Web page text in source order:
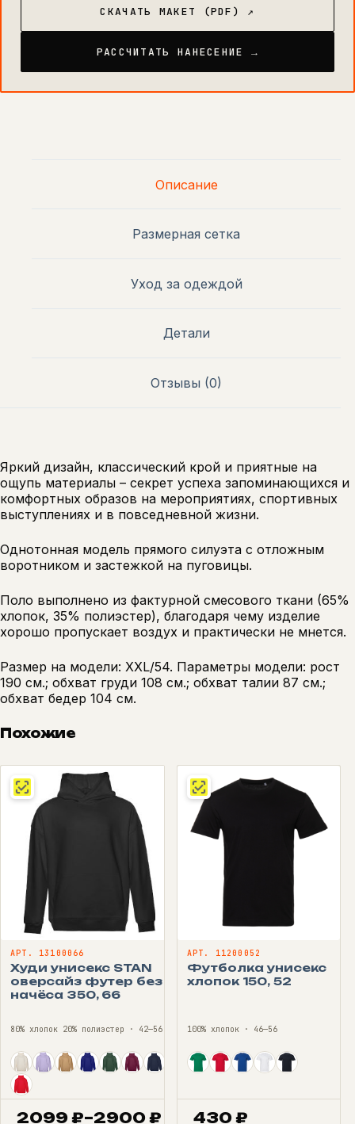
СКАЧАТЬ МАКЕТ (PDF) ↗
РАССЧИТАТЬ НАНЕСЕНИЕ →
Описание
Размерная сетка
Уход за одеждой
Детали
Отзывы (0)
Яркий дизайн, классический крой и приятные на
ощупь материалы – секрет успеха запоминающихся и
комфортных образов на мероприятиях, спортивных
выступлениях и в повседневной жизни.
Однотонная модель прямого силуэта с отложным
воротником и застежкой на пуговицы.
Поло выполнено из фактурной смесового ткани (65%
хлопок, 35% полиэстер), благодаря чему изделие
хорошо пропускает воздух и практически не мнется.
Размер на модели: XXL/54. Параметры модели: рост
190 см.; обхват груди 108 см.; обхват талии 87 см.;
обхват бедер 104 см.
Похожие
АРТ. 13100066
Худи унисекс STAN
оверсайз футер без
начёса 350, 66
80% хлопок 20% полиэстер · 42—56
2099₽–2900 ₽
АРТ. 11200052
Футболка унисекс
хлопок 150, 52
100% хлопок · 46—56
430 ₽